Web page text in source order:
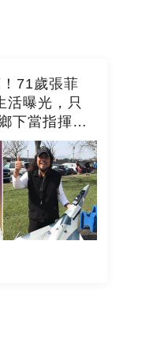
71歲張菲
活曝光，只
下當指揮
流「阿公